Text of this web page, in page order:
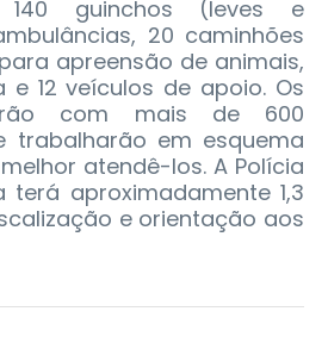
140 guinchos (leves e
20 caminhões
apreensão de animais,
12 veículos de apoio. Os
com mais de 600
trabalharão em esquema
atendê-los. A Polícia
terá aproximadamente 1,3
e orientação aos